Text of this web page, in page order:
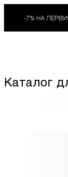
-7% НА
Каталог